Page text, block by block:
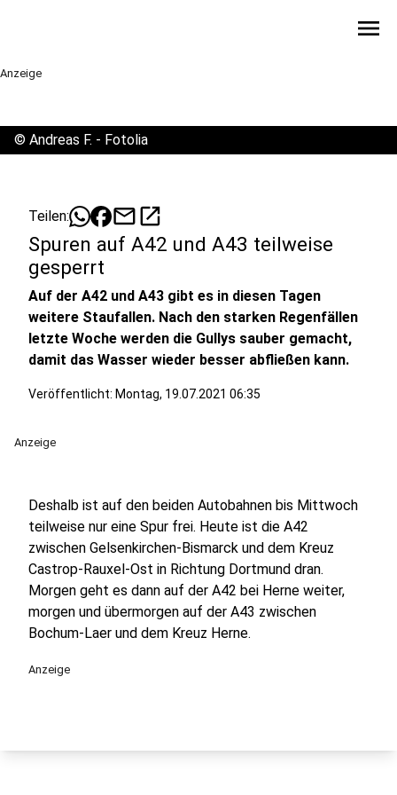
menu
Anzeige
© Andreas F. - Fotolia
Teilen: mailopen_in_new
Spuren auf A42 und A43 teilweise
gesperrt
Auf der A42 und A43 gibt es in diesen Tagen
weitere Staufallen. Nach den starken Regenfällen
letzte Woche werden die Gullys sauber gemacht,
damit das Wasser wieder besser abfließen kann.
Veröffentlicht: Montag, 19.07.2021 06:35
Anzeige
Deshalb ist auf den beiden Autobahnen bis Mittwoch
teilweise nur eine Spur frei. Heute ist die A42
zwischen Gelsenkirchen-Bismarck und dem Kreuz
Castrop-Rauxel-Ost in Richtung Dortmund dran.
Morgen geht es dann auf der A42 bei Herne weiter,
morgen und übermorgen auf der A43 zwischen
Bochum-Laer und dem Kreuz Herne.
Anzeige